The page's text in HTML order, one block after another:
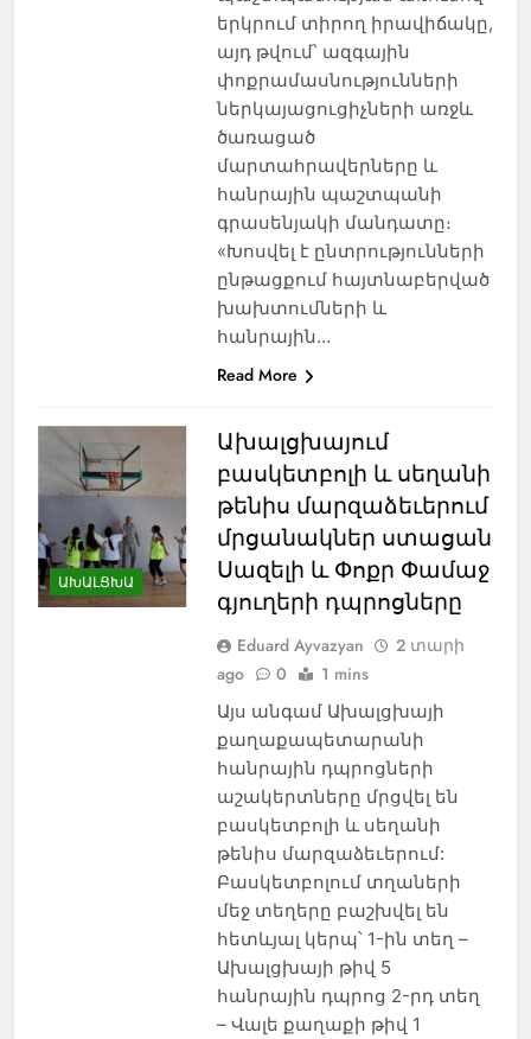
երկրում տիրող իրավիճակը,
այդ թվում՝ ազգային
փոքրամասնությունների
ներկայացուցիչների առջև
ծառացած
մարտահրավերները և
հանրային պաշտպանի
գրասենյակի մանդատը։
«Խոսվել է ընտրությունների
ընթացքում հայտնաբերված
խախտումների և
հանրային…
Read More
ԱԽԱԼՑԽԱ
Ախալցխայում
բասկետբոլի և սեղանի
թենիս մարզաձեւերում
մրցանակներ ստացան
Սազելի և Փոքր Փամաջ
գյուղերի դպրոցները
Eduard Ayvazyan
2 տարի
ago
0 1 mins
Այս անգամ Ախալցխայի
քաղաքապետարանի
հանրային դպրոցների
աշակերտները մրցվել են
բասկետբոլի և սեղանի
թենիս մարզաձեւերում:
Բասկետբոլում տղաների
մեջ տեղերը բաշխվել են
հետևյալ կերպ՝ 1-ին տեղ –
Ախալցխայի թիվ 5
հանրային ​​դպրոց 2-րդ տեղ
– Վալե քաղաքի թիվ 1